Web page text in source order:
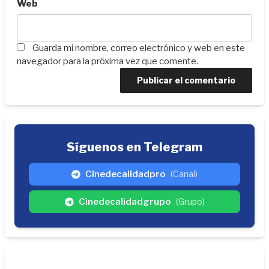
Web
Guarda mi nombre, correo electrónico y web en este
navegador para la próxima vez que comente.
Síguenos en Telegram
Cinedecalidadpro (Canal)
Cinedecalidadgrupo (Grupo)